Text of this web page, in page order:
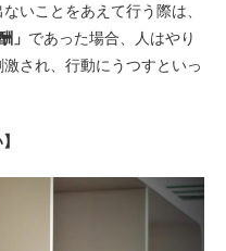
いことをあえて行う際は、
」 であった場合、人はやり
され、行動にうつすといっ